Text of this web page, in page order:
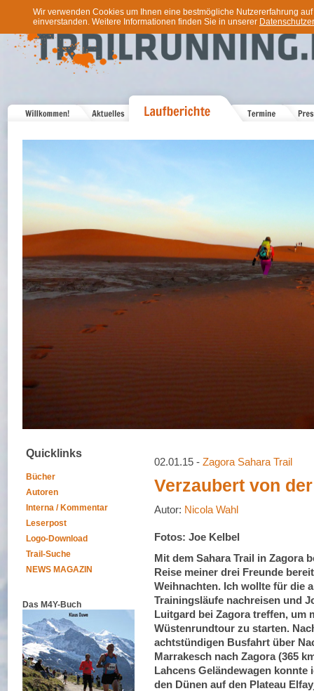
Wir verwenden Cookies um Ihnen eine bestmögliche Nutzererfahrung
einverstanden. Weitere Informationen finden Sie in unserer
Quicklinks
Bücher
Autoren
Interna / Kommentar
Leserpost
Logo-Download
Trail-Suche
NEWS MAGAZIN
Das M4Y-Buch
02.01.15 - Zagora Sahara Trail
Verzaubert von
Autor: Nicola Wahl
Fotos: Joe Kelbel
Mit dem Sahara Trail in Zagora
Reise meiner drei Freunde
Weihnachten. Ich wollte für die
Trainingsläufe nachreisen und
Luitgard bei Zagora treffen, um
Wüstenrundtour zu starten.
achtstündigen Busfahrt über
Marrakesch nach Zagora (365
Lahcens Geländewagen
den Dünen auf den Plateau